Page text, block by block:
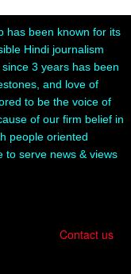
has been known for its
Hindi journalism
3 years has been
and love of
to be the voice of
of our firm belief in
people oriented
to serve news & views
Contact us